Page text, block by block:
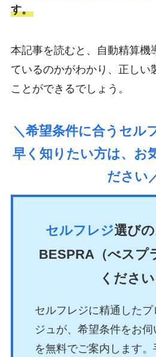
す。
本記事を読むと、自動精算機
ているのかがわかり、正しい
ことができるでしょう。
＼希望条件に合うセル
早く知りたい方は、お
ださい
セルフレジ選び
BESPRA（べスプ
ください
セルフレジに精通した
ジュが、希望条件をお
を無料でご案内します